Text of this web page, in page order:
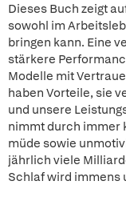
Dieses Buch zeigt
sowohl im
bringen kann. Eine
stärkere
Modelle mit
haben Vorteile, sie
und unsere
nimmt durch immer
müde sowie
jährlich viele
Schlaf wird immens